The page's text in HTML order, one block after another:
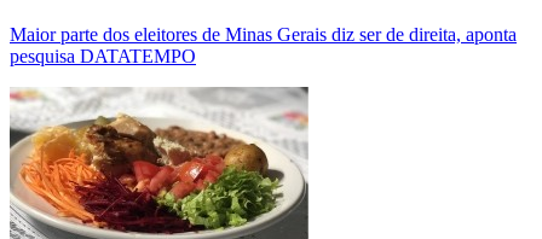
Maior parte dos eleitores de Minas Gerais diz ser de direita, aponta
pesquisa DATATEMPO